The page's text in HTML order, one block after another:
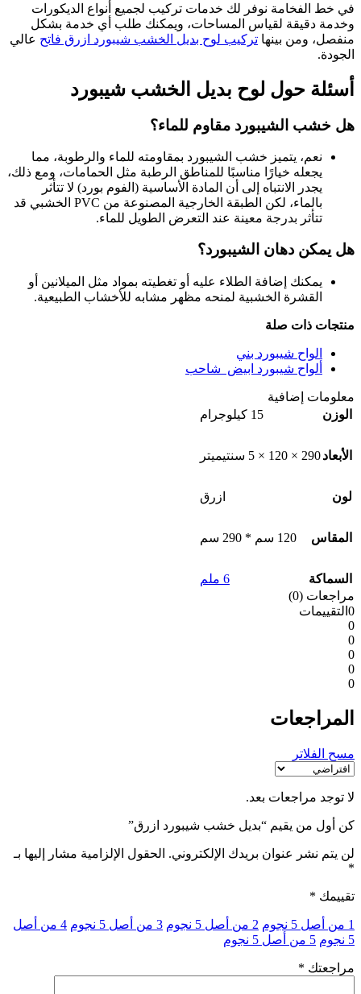
في خط الفخامة نوفر لك خدمات تركيب لجميع أنواع الديكورات
وخدمة دقيقة لقياس المساحات، ويمكنك طلب أي خدمة بشكل
منفصل، ومن بينها تركيب لوح بديل الخشب شيبورد ازرق فاتح عالي
الجودة.
أسئلة حول لوح بديل الخشب شيبورد
هل خشب الشيبورد مقاوم للماء؟
نعم، يتميز خشب الشيبورد بمقاومته للماء والرطوبة، مما
يجعله خيارًا مناسبًا للمناطق الرطبة مثل الحمامات، ومع ذلك،
يجدر الانتباه إلى أن المادة الأساسية (الفوم بورد) لا تتأثر
بالماء، لكن الطبقة الخارجية المصنوعة من PVC الخشبي قد
تتأثر بدرجة معينة عند التعرض الطويل للماء.
هل يمكن دهان الشيبورد؟
يمكنك إضافة الطلاء عليه أو تغطيته بمواد مثل الميلانين أو
القشرة الخشبية لمنحه مظهر مشابه للأخشاب الطبيعية.
منتجات ذات صلة
الواح شيبورد بني
ألواح شيبورد ابيض شاحب
معلومات إضافية
الوزن
15 كيلوجرام
الأبعاد290 × 120 × 5 سنتيميتر
لون ازرق
المقاس 120 سم * 290 سم
السماكة
6 ملم
مراجعات (0)
0التقييمات
0
0
0
0
0
المراجعات
مسح الفلاتر
لا توجد مراجعات بعد.
كن أول من يقيم “بديل خشب شيبورد ازرق”
لن يتم نشر عنوان بريدك الإلكتروني. الحقول الإلزامية مشار إليها بـ
*
تقييمك *
1 من أصل 5 نجوم 2 من أصل 5 نجوم 3 من أصل 5 نجوم
4 من أصل
5 نجوم
5 من أصل 5 نجوم
مراجعتك *